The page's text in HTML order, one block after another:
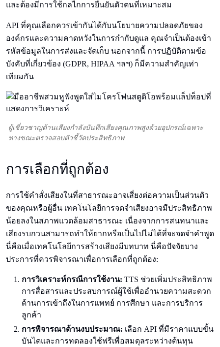
และต้องมีการใช้กลไกการยืนยันตัวตนที่เหมาะสม
API ที่คุณเลือกควรเข้ากันได้กับนโยบายความปลอดภัยของ
องค์กรและความคาดหวังในการกำกับดูแล คุณจำเป็นต้องเข้า
รหัสข้อมูลในการส่งและจัดเก็บ นอกจากนี้ การปฏิบัติตามข้อ
บังคับที่เกี่ยวข้อง (GDPR, HIPAA ฯลฯ) ก็มีความสำคัญเท่า
เทียมกัน
ผู้เชี่ยวชาญด้านเสียงกำลังบันทึกเสียงคุณภาพสูงด้วยอุปกรณ์เฉพาะ
ทางขณะตรวจสอบตัวชี้วัดประสิทธิภาพ
การเลือกที่ถูกต้อง
การใช้คำสั่งเสียงในที่สาธารณะอาจเสี่ยงต่อความเป็นส่วนตัว
ของคุณหรือผู้อื่น เทคโนโลยีการจดจำเสียงอาจมีประสิทธิภาพ
น้อยลงในสภาพแวดล้อมสาธารณะ เนื่องจากการสนทนาและ
เสียงรบกวนสามารถทำให้ยากหรือเป็นไปไม่ได้ที่จะจดจำคำพูด
นี่คือเมื่อเทคโนโลยีการสร้างเสียงมีบทบาท นี่คือปัจจัยบาง
ประการที่ควรพิจารณาเพื่อการเลือกที่ถูกต้อง:
การวิเคราะห์กรณีการใช้งาน: TTS ช่วยเพิ่มประสิทธิภาพ
การสื่อสารและประสบการณ์ผู้ใช้เพื่ออำนวยความสะดวก
ด้านการเข้าถึงในการแพทย์ การศึกษา และการบริการ
ลูกค้า
การพิจารณาด้านงบประมาณ: เลือก API ที่มีราคาแบบขั้น
บันไดและการทดลองใช้ฟรีเพื่อสมดุลระหว่างต้นทุน